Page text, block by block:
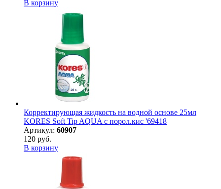
В корзину
Корректирующая жидкость на водной основе 25мл
KORES Soft Tip AQUA с порол.кис '69418
Артикул: 60907
120 руб.
В корзину